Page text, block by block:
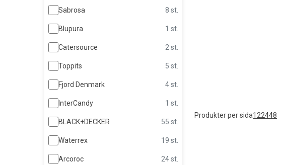
Sabrosa 8 st.
Blupura 1 st.
Catersource 2 st.
Toppits 5 st.
Fjord Denmark 4 st.
InterCandy 1 st.
BLACK+DECKER 55 st.
Waterrex 19 st.
Arcoroc 24 st.
Produkter per sida122448